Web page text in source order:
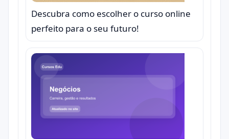
Descubra como escolher o curso online
perfeito para o seu futuro!